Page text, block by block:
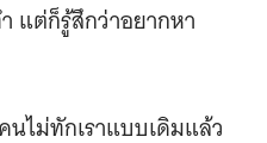
แต่ก็รู้สึกว่าอยากหา
ไม่ทักเราแบบเดิมแล้ว